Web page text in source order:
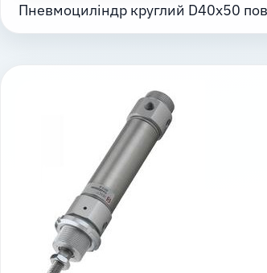
Пневмоциліндр круглий D40x50